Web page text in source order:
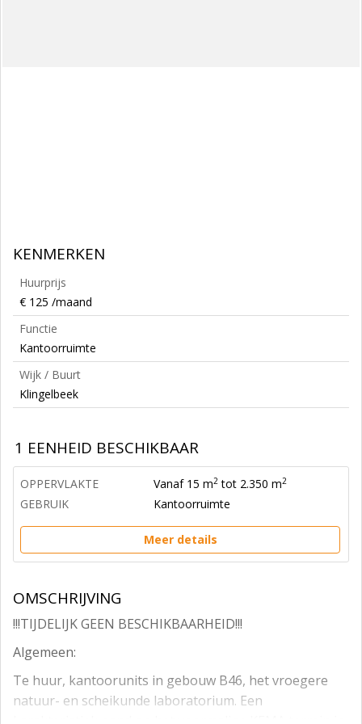
KENMERKEN
Huurprijs
€ 125 /maand
Functie
Kantoorruimte
Wijk / Buurt
Klingelbeek
1 EENHEID BESCHIKBAAR
OPPERVLAKTE Vanaf 15 m2 tot 2.350 m2
GEBRUIK Kantoorruimte
Meer details
OMSCHRIJVING
!!!TIJDELIJK GEEN BESCHIKBAARHEID!!!
Algemeen:
Te huur, kantoorunits in gebouw B46, het vroegere
natuur- en scheikunde laboratorium. Een